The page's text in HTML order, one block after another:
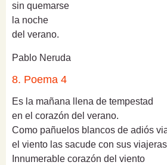
sin quemarse
la noche
del verano.
Pablo Neruda
8. Poema 4
Es la mañana llena de tempestad
en el corazón del verano.
Como pañuelos blancos de adiós
el viento las sacude con sus
Innumerable corazón del viento